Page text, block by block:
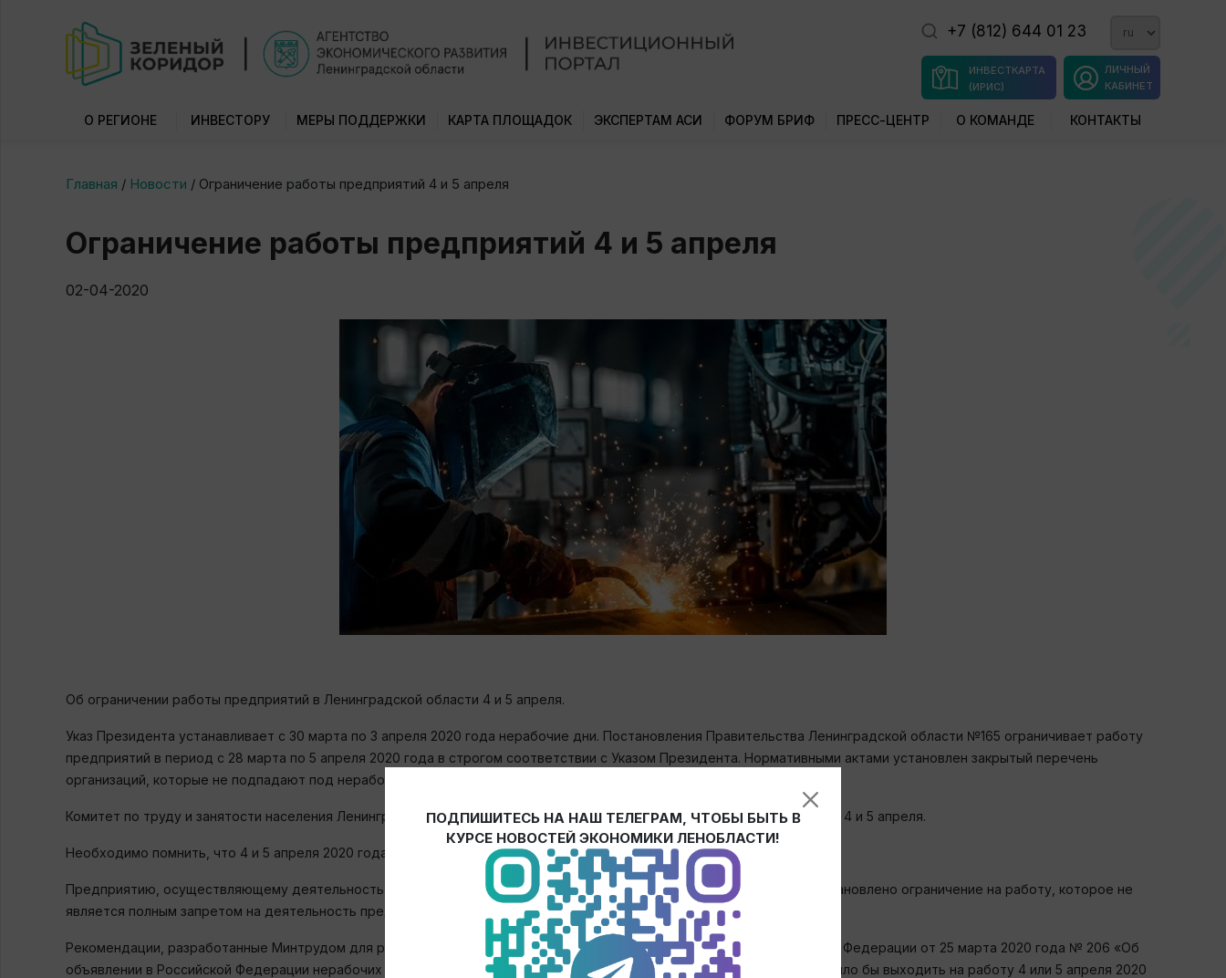
+7 (812) 644 01 23
ЛИЧНЫЙ
КАБИНЕТ
ИНВЕСТКАРТА
(ИРИС)
О РЕГИОНЕ ИНВЕСТОРУ МЕРЫ ПОДДЕРЖКИ КАРТА ПЛОЩАДОК ЭКСПЕРТАМ АСИ ФОРУМ БРИФ ПРЕСС-ЦЕНТР О КОМАНДЕ КОНТАКТЫ
Главная / Новости / Ограничение работы предприятий 4 и 5 апреля
Ограничение работы предприятий 4 и 5 апреля
02-04-2020
Об ограничении работы предприятий в Ленинградской области 4 и 5 апреля.
Указ Президента устанавливает с 30 марта по 3 апреля 2020 года нерабочие дни. Постановления Правительства Ленинградской области №165 ограничивает работу
предприятий в период с 28 марта по 5 апреля 2020 года в строгом соответствии с Указом Президента. Нормативными актами установлен закрытый перечень
организаций, которые не подпадают под нерабочие дни.
Комитет по труду и занятости населения Ленинградской области разъясняет ограничение деятельности предприятий 4 и 5 апреля.
Необходимо помнить, что 4 и 5 апреля 2020 года (суббота и воскресенье) являются выходными днями.
Предприятию, осуществляющему деятельность на территории Ленинградской области, в период с 4 по 5 апреля установлено ограничение на работу, которое не
является полным запретом на деятельность предприятия.
Рекомендации, разработанные Минтрудом для работников и работодателей в связи с Указом Президента Российской Федерации от 25 марта 2020 года № 206 «Об
объявлении в Российской Федерации нерабочих дней», не распространяются на работников, которым необходимо было бы выходить на работу 4 или 5 апреля 2020
ПОДПИШИТЕСЬ НА НАШ ТЕЛЕГРАМ, ЧТОБЫ БЫТЬ В
КУРСЕ НОВОСТЕЙ ЭКОНОМИКИ ЛЕНОБЛАСТИ!